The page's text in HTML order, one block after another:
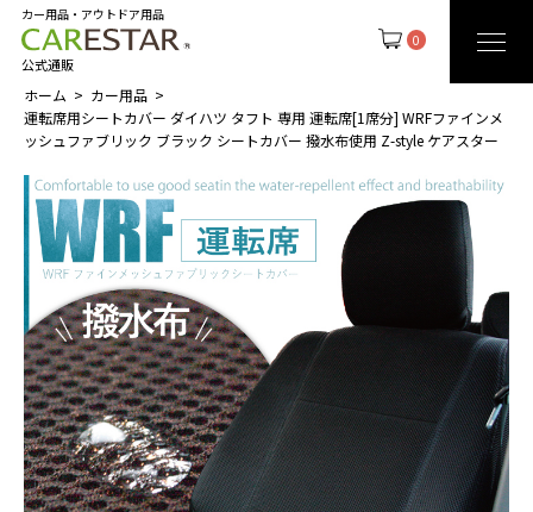
0
カー用品・アウトドア用品
公式通販
ホーム
カー用品
運転席用シートカバー ダイハツ タフト 専用 運転席[1席分] WRFファインメ
ッシュファブリック ブラック シートカバー 撥水布使用 Z-style ケアスター